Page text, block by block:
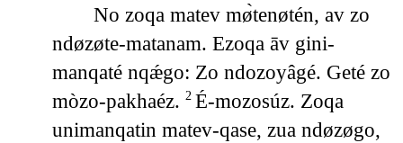
No zoqa matev mø̀tenøtén, av zo
ndøzøte-matanam. Ezoqa āv gini-
manqaté nqǽgo: Zo ndozoyâgé. Geté zo
mòzo-pakhaéz. 2 É-mozosúz. Zoqa
unimanqatin matev-qase, zua ndøzøgo,